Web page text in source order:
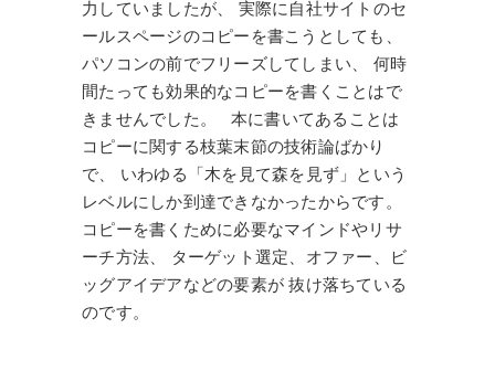
力していましたが、 実際に自社サイトのセ
ールスページのコピーを書こうとしても、
パソコンの前でフリーズしてしまい、 何時
間たっても効果的なコピーを書くことはで
きませんでした。 本に書いてあることは
コピーに関する枝葉末節の技術論ばかり
で、 いわゆる「木を見て森を見ず」という
レベルにしか到達できなかったからです。
コピーを書くために必要なマインドやリサ
ーチ方法、 ターゲット選定、オファー、ビ
ッグアイデアなどの要素が 抜け落ちている
のです。